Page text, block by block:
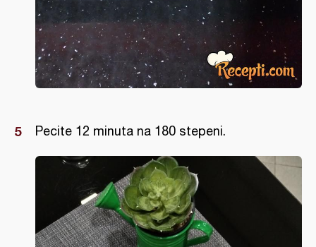
Pecite 12 minuta na 180 stepeni.